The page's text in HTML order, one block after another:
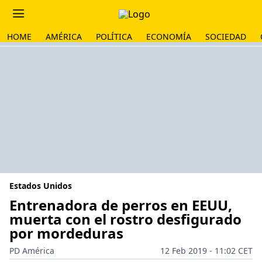
HOME AMÉRICA POLÍTICA ECONOMÍA SOCIEDAD
Estados Unidos
Entrenadora de perros en EEUU,
muerta con el rostro desfigurado
por mordeduras
PD América
12 Feb 2019 - 11:02 CET